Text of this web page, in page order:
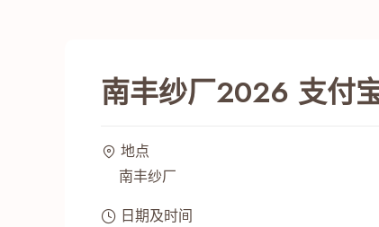
NF 种籽 NF Points AIRSIDE 奖赏
最近搜寻纪录
南丰纱厂2026 支付
地点
南丰纱厂
日期及时间